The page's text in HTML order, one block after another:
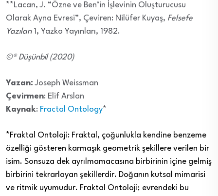
**Lacan, J. “Özne ve Ben’in İşlevinin Oluşturucusu
Olarak Ayna Evresi”, Çeviren: Nilüfer Kuyaş, Felsefe
Yazıları1, Yazko Yayınları, 1982.
©® Düşünbil (2020)
Yazan: Joseph Weissman
Çevirmen: Elif Arslan
Kaynak: Fractal Ontology*
*Fraktal Ontoloji: Fraktal, çoğunlukla kendine benzeme
özelliği gösteren karmaşık geometrik şekillere verilen bir
isim. Sonsuza dek ayrılmamacasına birbirinin içine gelmiş
birbirini tekrarlayan şekillerdir. Doğanın kutsal mimarisi
ve ritmik uyumudur. Fraktal Ontoloji; evrendeki bu